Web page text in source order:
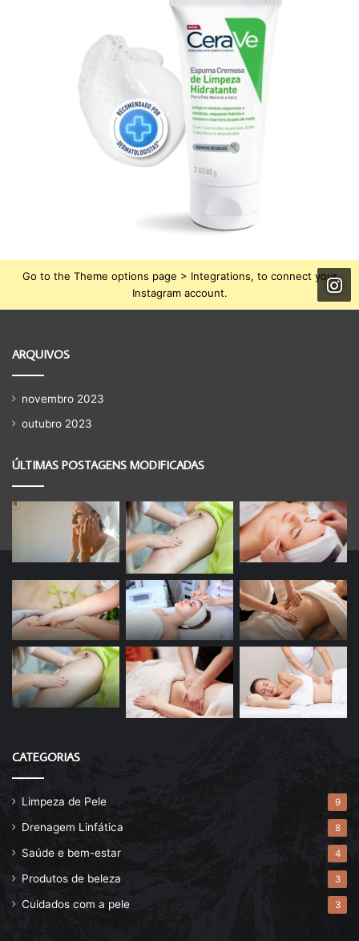
Go to the Theme options page > Integrations, to connect your
Instagram account.
ARQUIVOS
novembro 2023
outubro 2023
ÚLTIMAS POSTAGENS MODIFICADAS
CATEGORIAS
Limpeza de Pele 9
Drenagem Linfática 8
Saúde e bem-estar 4
Produtos de beleza 3
Cuidados com a pele 3